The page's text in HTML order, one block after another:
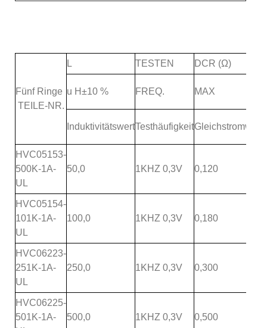
Fünf Ringe
TEILE-NR.
L TESTEN DCR (Ω)
u H±10 % FREQ. MAX
InduktivitätswertTesthäufigkeit
HVC05153-
500K-1A-
UL
50,0 1KHZ 0,3V 0,120
HVC05154-
101K-1A-
UL
100,0 1KHZ 0,3V 0,180
HVC06223-
251K-1A-
UL
250,0 1KHZ 0,3V 0,300
HVC06225-
501K-1A-
500,0 1KHZ 0,3V 0,500